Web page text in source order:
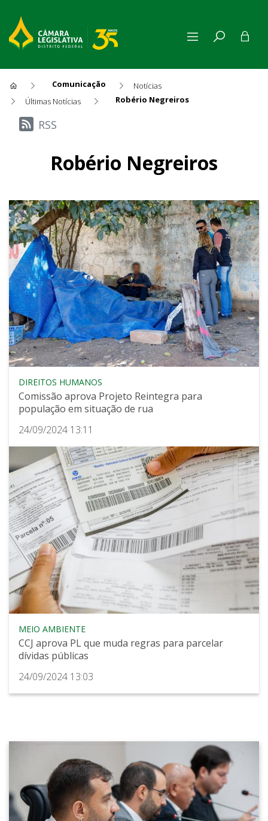
Comunicação
Notícias
Últimas Notícias
Robério Negreiros
Últimas Notícias
RSS
Robério Negreiros
DIREITOS HUMANOS
Comissão aprova Projeto Reintegra para
população em situação de rua
24/09/2024 13:11
MEIO AMBIENTE
CCJ aprova PL que muda regras para parcelar
dívidas públicas
24/09/2024 13:03